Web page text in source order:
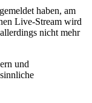
haben, am
Live-Stream wird
nicht mehr
und